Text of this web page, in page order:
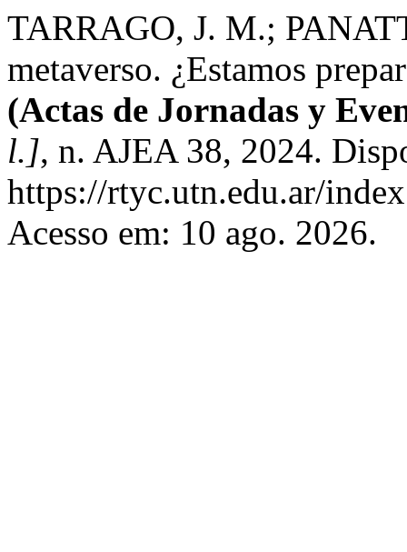
TARRAGO, J. M.;
metaverso. ¿Estamos
(Actas de Jornadas y
l.], n. AJEA 38, 2024.
https://rtyc.utn.edu.ar/
Acesso em: 10 ago. 2026.